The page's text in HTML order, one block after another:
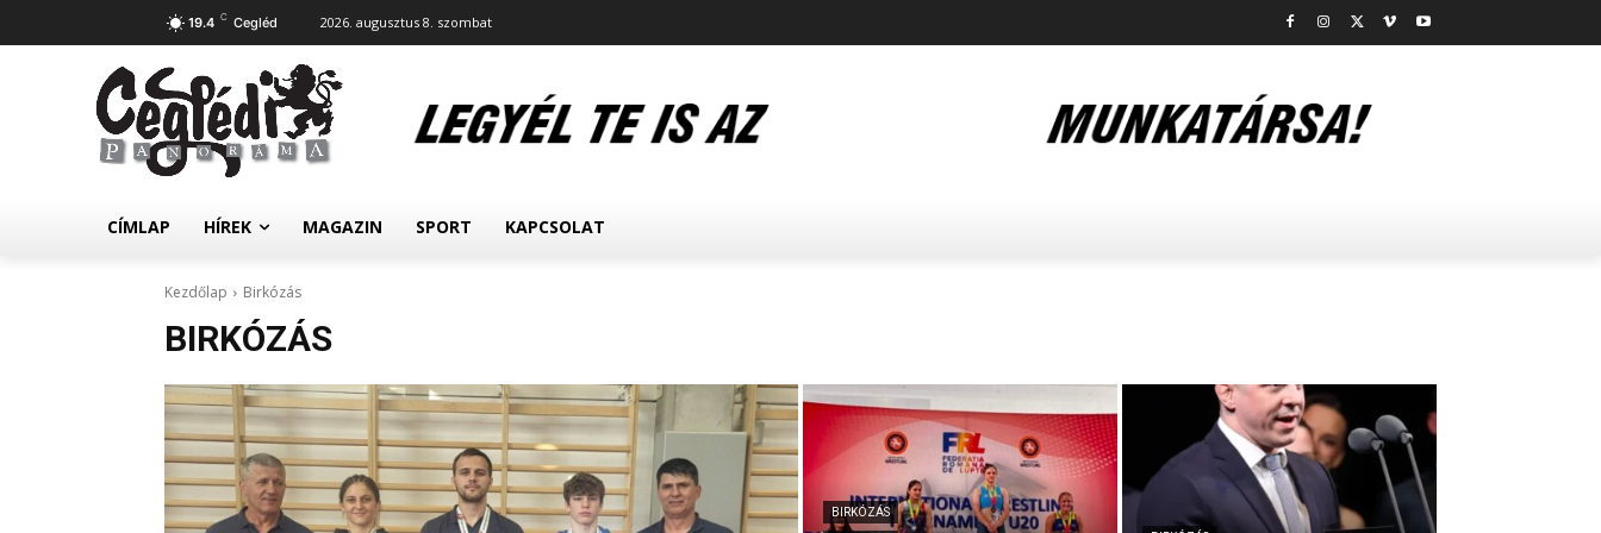
19.4 C Cegléd 2026. augusztus 8. szombat
CÍMLAP HÍREK MAGAZIN SPORT KAPCSOLAT
Kezdőlap Birkózás
BIRKÓZÁS
BIRKÓZÁS